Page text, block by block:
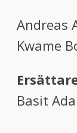
Andreas
Kwame
Basit